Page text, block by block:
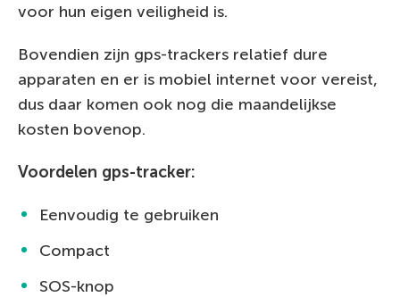
voor hun eigen veiligheid is.
Bovendien zijn gps-trackers relatief dure
apparaten en er is mobiel internet voor vereist,
dus daar komen ook nog die maandelijkse
kosten bovenop.
Voordelen gps-tracker:
Eenvoudig te gebruiken
Compact
SOS-knop